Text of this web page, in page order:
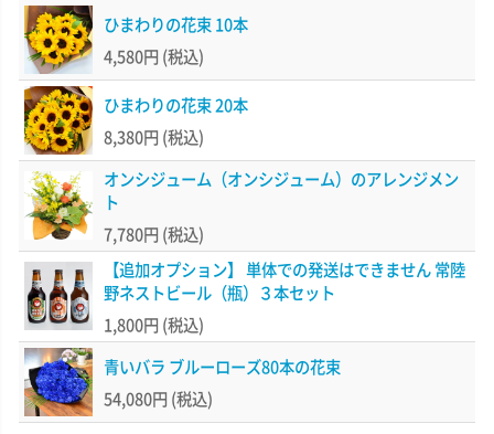
ひまわりの花束 10本
4,580円 (税込)
ひまわりの花束 20本
8,380円 (税込)
オンシジューム（オンシジューム）のアレンジメン
ト
7,780円 (税込)
【追加オプション】 単体での発送はできません 常陸
野ネストビール（瓶）３本セット
1,800円 (税込)
青いバラ ブルーローズ80本の花束
54,080円 (税込)